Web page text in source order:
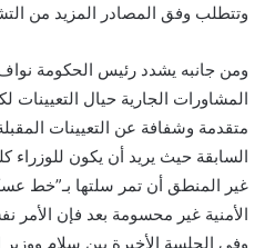
وتتطلب وفق المصادر المزيد من
ومن جانبه يشدد رئيس الحكومة
المشاورات الجارية حيال
متقدمة وشفافة عن التعيينات
السابقة حيث يريد أن يكون للوزراء
غير المنطق أن تمر سلتها بـ”خط
الأمنية غير محسومة بعد فإن الأمر
وفي الجلسة الأخيرة بين سلام